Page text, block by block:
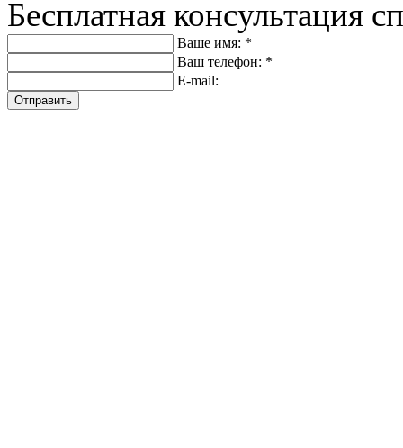
Бесплатная консультация
Ваше имя: *
Ваш телефон: *
E-mail:
Отправить